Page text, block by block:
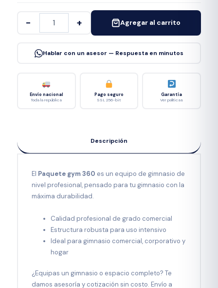
− + Agregar al carrito
Hablar con un asesor — Respuesta en minutos
Envío nacional
Toda la república
Pago seguro
SSL 256-bit
Garantía
Ver políticas
Descripción
El Paquete gym 360 es un equipo de gimnasio de
nivel profesional, pensado para tu gimnasio con la
máxima durabilidad.
Calidad profesional de grado comercial
Estructura robusta para uso intensivo
Ideal para gimnasio comercial, corporativo y
hogar
¿Equipas un gimnasio o espacio completo? Te
damos asesoría y cotización sin costo. Envío a